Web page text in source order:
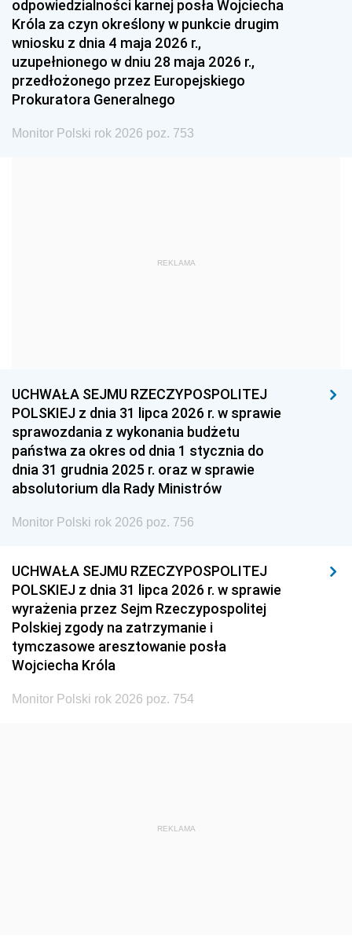
1987 1986 1985
1984 1983
1981 1980 1979
1978 1977
1975 1974
1959
1939 1938 1937
1936 1930
odpowiedzialności karnej posła Wojciecha
Króla za czyn określony w punkcie drugim
wniosku z dnia 4 maja 2026 r.,
uzupełnionego w dniu 28 maja 2026 r.,
przedłożonego przez Europejskiego
Prokuratora Generalnego
Monitor Polski rok 2026 poz. 753
REKLAMA
UCHWAŁA SEJMU RZECZYPOSPOLITEJ
POLSKIEJ z dnia 31 lipca 2026 r. w sprawie
sprawozdania z wykonania budżetu
państwa za okres od dnia 1 stycznia do
dnia 31 grudnia 2025 r. oraz w sprawie
absolutorium dla Rady Ministrów
Monitor Polski rok 2026 poz. 756
UCHWAŁA SEJMU RZECZYPOSPOLITEJ
POLSKIEJ z dnia 31 lipca 2026 r. w sprawie
wyrażenia przez Sejm Rzeczypospolitej
Polskiej zgody na zatrzymanie i
tymczasowe aresztowanie posła
Wojciecha Króla
Monitor Polski rok 2026 poz. 754
REKLAMA